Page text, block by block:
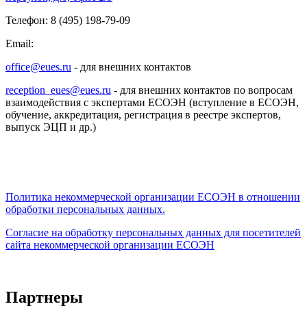
Телефон: 8 (495) 198-79-09
Email:
office@eues.ru - для внешних контактов
reception_eues@eues.ru - для внешних контактов по вопросам
взаимодействия с экспертами ЕСОЭН (вступление в ЕСОЭН,
обучение, аккредитация, регистрация в реестре экспертов,
выпуск ЭЦП и др.)
Политика некоммерческой организации ЕСОЭН в отношении
обработки персональных данных.
Согласие на обработку персональных данных для посетителей
сайта некоммерческой организации ЕСОЭН
Партнеры